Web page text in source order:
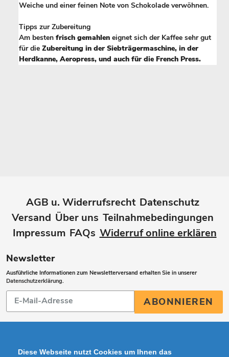
Weiche und einer feinen Note von Schokolade verwöhnen.
Tipps zur Zubereitung
Am besten frisch gemahlen eignet sich der Kaffee sehr gut
für die Zubereitung in der Siebträgermaschine, in der
Herdkanne, Aeropress, und auch für die French Press.
AGB u. Widerrufsrecht Datenschutz
Versand Über uns Teilnahmebedingungen
Impressum FAQs Widerruf online erklären
Newsletter
Ausführliche Informationen zum Newsletterversand erhalten Sie in unserer
Datenschutzerklärung.
Abonnieren
Sie
unsere
ABONNIEREN
Diese Webseite nutzt Cookies um Ihnen das